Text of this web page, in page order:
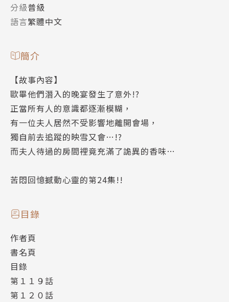
分級普級
語言繁體中文
簡介
【故事內容】
歐畢他們潛入的晚宴發生了意外!?
正當所有人的意識都逐漸模糊，
有一位夫人居然不受影響地離開會場，
獨自前去追蹤的映雪又會…!?
而夫人待過的房間裡竟充滿了詭異的香味…
苦悶回憶撼動心靈的第24集!!
目錄
作者頁
書名頁
目錄
第１１９話
第１２０話